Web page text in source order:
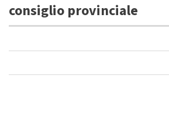
consiglio provinciale